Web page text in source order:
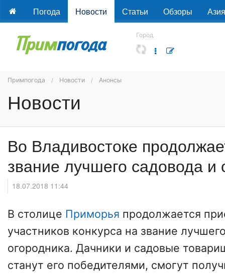
Погода Новости Статьи Обзоры Азия
Город
Примпогода Новости Анонсы
Новости
Во Владивостоке
звание лучшего садовода и
18.07.2018 11:44
В столице Приморья продолжается
участников конкурса на звание
огородника. Дачники и садовые
станут его победителями, смогут